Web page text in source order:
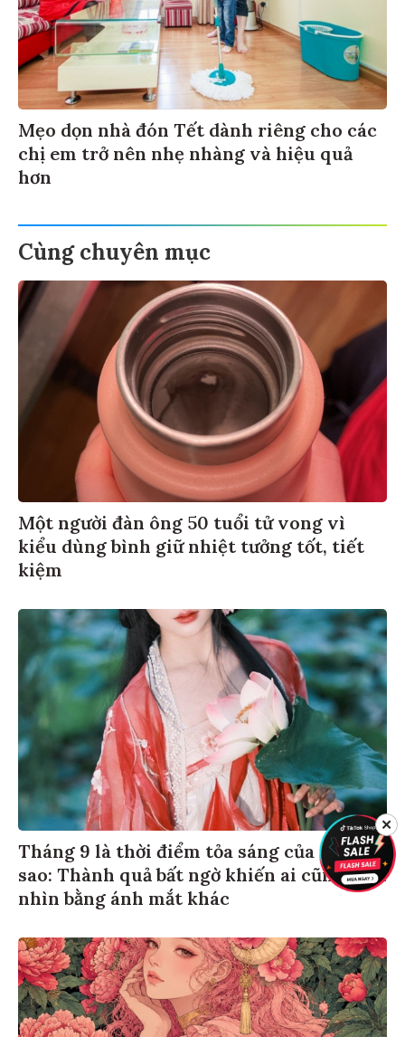
Mẹo dọn nhà đón Tết dành riêng cho các
chị em trở nên nhẹ nhàng và hiệu quả
hơn
Cùng chuyên mục
Một người đàn ông 50 tuổi tử vong vì
kiểu dùng bình giữ nhiệt tưởng tốt, tiết
kiệm
Tháng 9 là thời điểm tỏa sáng của 3 chòm
sao: Thành quả bất ngờ khiến ai cũng phải
nhìn bằng ánh mắt khác
✕